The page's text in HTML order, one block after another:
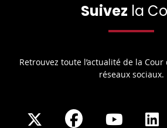
Suivez la
Retrouvez toute l’actualité de la
réseaux sociaux.
ShareShare
Share